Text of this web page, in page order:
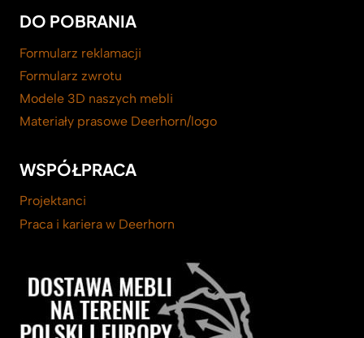
DO POBRANIA
Formularz reklamacji
Formularz zwrotu
Modele 3D naszych mebli
Materiały prasowe Deerhorn/logo
WSPÓŁPRACA
Projektanci
Praca i kariera w Deerhorn